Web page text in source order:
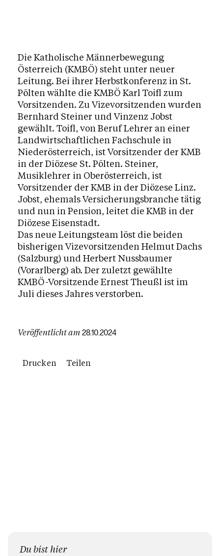
Die Katholische Männerbewegung
Österreich (KMBÖ) steht unter neuer
Leitung. Bei ihrer Herbstkonferenz in St.
Pölten wählte die KMBÖ Karl Toifl zum
Vorsitzenden. Zu Vizevorsitzenden wurden
Bernhard Steiner und Vinzenz Jobst
gewählt. Toifl, von Beruf Lehrer an einer
Landwirtschaftlichen Fachschule in
Niederösterreich, ist Vorsitzender der KMB
in der Diözese St. Pölten. Steiner,
Musiklehrer in Oberösterreich, ist
Vorsitzender der KMB in der Diözese Linz.
Jobst, ehemals Versicherungsbranche tätig
und nun in Pension, leitet die KMB in der
Diözese Eisenstadt.
Das neue Leitungsteam löst die beiden
bisherigen Vizevorsitzenden Helmut Dachs
(Salzburg) und Herbert Nussbaumer
(Vorarlberg) ab. Der zuletzt gewählte
KMBÖ-Vorsitzende Ernest Theußl ist im
Juli dieses Jahres verstorben.
Veröffentlicht am 28.10.2024
Drucken Teilen
Du bist hier